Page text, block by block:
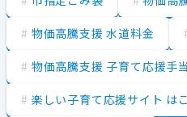
物価高騰支援 水道料金
物価高騰支援 子育て応援手当
楽しい子育て応援サイト は